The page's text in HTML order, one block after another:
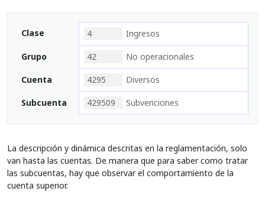
Clase 4 Ingresos
Grupo 42 No operacionales
Cuenta 4295 Diversos
Subcuenta 429509 Subvenciones
La descripción y dinámica descritas en la reglamentación, solo
van hasta las cuentas. De manera que para saber como tratar
las subcuentas, hay que observar el comportamiento de la
cuenta superior.